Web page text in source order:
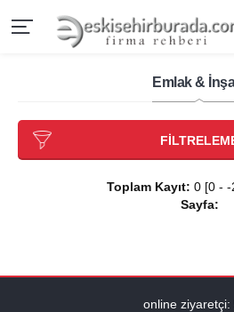
Emlak &
Toplam Kayıt: 0 [0 -
Sayfa:
online ziyaretçi: